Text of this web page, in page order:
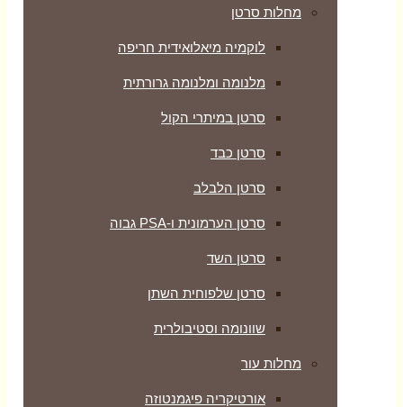
מחלות סרטן
לוקמיה מיאלואידית חריפה
מלנומה ומלנומה גרורתית
סרטן במיתרי הקול
סרטן כבד
סרטן הלבלב
סרטן הערמונית ו-PSA גבוה
סרטן השד
סרטן שלפוחית השתן
שוונומה וסטיבולרית
מחלות עור
אורטיקריה פיגמנטוזה